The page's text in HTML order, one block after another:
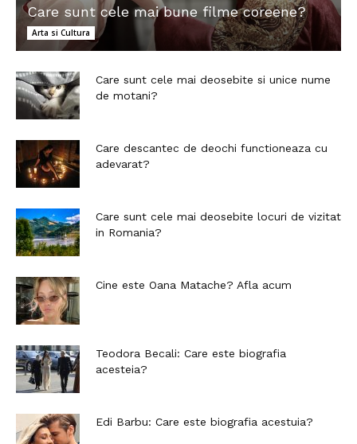
Care sunt cele mai bune filme coreene?
Arta si Cultura
Care sunt cele mai deosebite si unice nume
de motani?
Care descantec de deochi functioneaza cu
adevarat?
Care sunt cele mai deosebite locuri de vizitat
in Romania?
Cine este Oana Matache? Afla acum
Teodora Becali: Care este biografia
acesteia?
Edi Barbu: Care este biografia acestuia?